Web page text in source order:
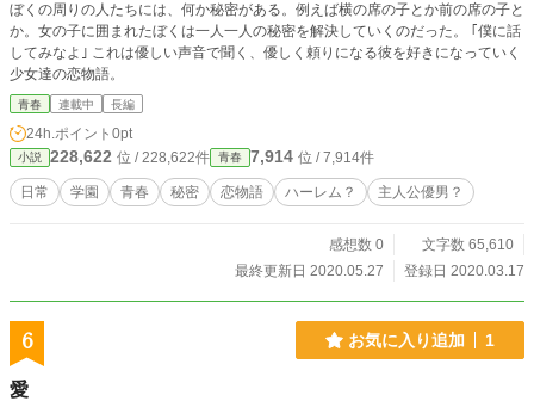
ぼくの周りの人たちには、何か秘密がある。例えば横の席の子とか前の席の子と
か。女の子に囲まれたぼくは一人一人の秘密を解決していくのだった。 ｢僕に話
してみなよ｣ これは優しい声音で聞く、優しく頼りになる彼を好きになっていく
少女達の恋物語。
青春 連載中 長編
24h.ポイント 0pt
小説 228,622 位 / 228,622件 青春 7,914 位 / 7,914件
日常 学園 青春 秘密 恋物語 ハーレム？ 主人公優男？
感想数 0
文字数 65,610
最終更新日 2020.05.27
登録日 2020.03.17
6 お気に入り追加 1
愛